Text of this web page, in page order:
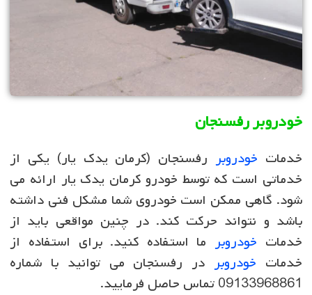
خودروبر رفسنجان
خدمات خودروبر رفسنجان (کرمان یدک یار) یکی از
خدماتی است که توسط خودرو کرمان یدک یار ارائه می
شود. گاهی ممکن است خودروی شما مشکل فنی داشته
باشد و نتواند حرکت کند. در چنین مواقعی باید از
خدمات خودروبر ما استفاده کنید. برای استفاده از
خدمات خودروبر در رفسنجان می توانید با شماره
09133968861 تماس حاصل فرمایید.